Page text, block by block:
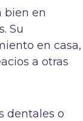
bien en
Su
en casa,
a otras
dentales o